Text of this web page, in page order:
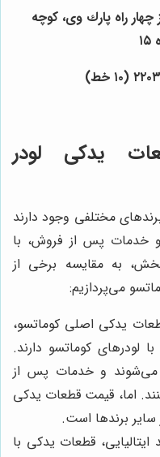
چهار راه پارك وى، كوچه
یدکی لودر
مختلفی وجود دارند
خدمات پس از فروش، با
به مقایسه برخی از
می‌پردازیم:
یدکی اصلی کوماتسو،
لودرهای کوماتسو دارند.
می‌شوند و خدمات پس از
اما، قیمت قطعات یدکی
سایر برندها است.
ایتالیایی، قطعات یدکی با